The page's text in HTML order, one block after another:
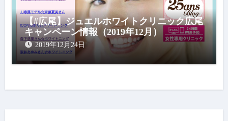
【#広尾】ジュエルホワイトクリニック広尾
キャンペーン情報（2019年12月）
2019年12月24日